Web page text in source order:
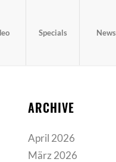
Specials News
ARCHIVE
April 2026
März 2026